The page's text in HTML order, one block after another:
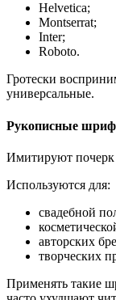
Helvetica;
Montserrat;
Inter;
Roboto.
Гротески
универсальные.
Рукописные
Имитируют почерк
Используются для:
свадебной
авторских
творческих
Применять такие